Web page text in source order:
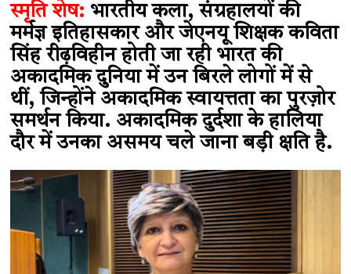
स्मृति शेष: भारतीय कला, संग्रहालयों की
मर्मज्ञ इतिहासकार और जेएनयू शिक्षक कविता
सिंह रीढ़विहीन होती जा रही भारत की
अकादमिक दुनिया में उन बिरले लोगों में से
थीं, जिन्होंने अकादमिक स्वायत्तता का पुरज़ोर
समर्थन किया. अकादमिक दुर्दशा के हालिया
दौर में उनका असमय चले जाना बड़ी क्षति है.